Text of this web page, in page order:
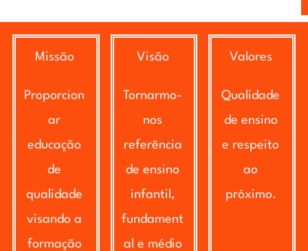
Missão
Proporcion
ar
educação
de
qualidade
visando a
formação
Visão
Tornarmo-
nos
referência
de ensino
infantil,
fundament
al e médio
Valores
Qualidade
de ensino
e respeito
ao
próximo.